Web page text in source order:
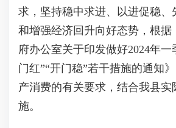
求，坚持稳中求进、以进促稳、
和增强经济回升向好态势，根据
府办公室关于印发做好2024年一
门红”“开门稳”若干措施的通知
产消费的有关要求，结合我县实
施。